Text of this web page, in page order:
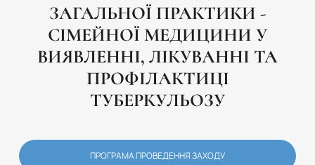
ЗАГАЛЬНОЇ ПРАКТИКИ -
СІМЕЙНОЇ МЕДИЦИНИ У
ВИЯВЛЕННІ, ЛІКУВАННІ ТА
ПРОФІЛАКТИЦІ
ТУБЕРКУЛЬОЗУ
ПРОГРАМА ПРОВЕДЕННЯ ЗАХОДУ